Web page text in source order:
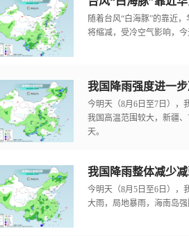
随着台风“白海豚”的靠近
将缩减，受冷空气影响，
今明天（8月6日至7日），
我国高温范围较大，新疆
天。
我国降雨整体减少
今明天（8月5日至6日），
大雨，局地暴雨，海南岛